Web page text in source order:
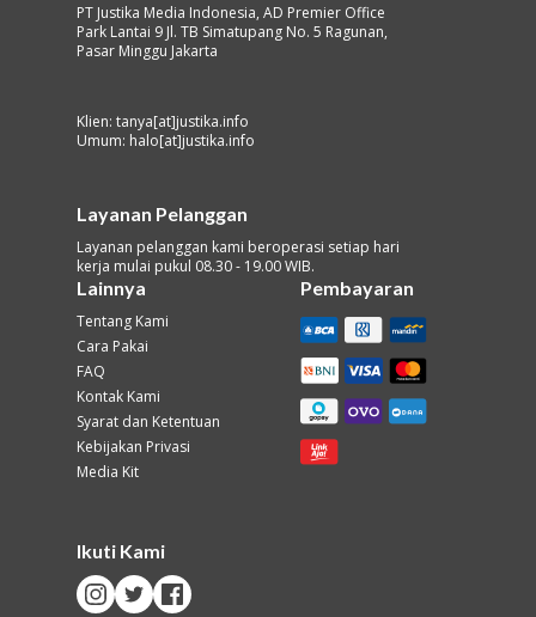
PT Justika Media Indonesia, AD Premier Office
Park Lantai 9 Jl. TB Simatupang No. 5 Ragunan,
Pasar Minggu Jakarta
Klien: tanya[at]justika.info
Umum: halo[at]justika.info
Layanan Pelanggan
Layanan pelanggan kami beroperasi setiap hari
kerja mulai pukul 08.30 - 19.00 WIB.
Lainnya
Tentang Kami
Cara Pakai
FAQ
Kontak Kami
Syarat dan Ketentuan
Kebijakan Privasi
Media Kit
Ikuti Kami
Pembayaran